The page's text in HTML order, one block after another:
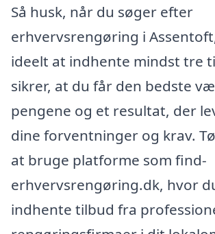
Så husk, når du søger efter
erhvervsrengøring i
ideelt at indhente mindst tre
sikrer, at du får den bedste
pengene og et resultat, der
dine forventninger og krav.
at bruge platforme som find-
erhvervsrengøring.dk, hvor
indhente tilbud fra